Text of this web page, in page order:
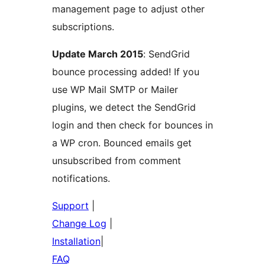
management page to adjust other
subscriptions.
Update March 2015: SendGrid
bounce processing added! If you
use WP Mail SMTP or Mailer
plugins, we detect the SendGrid
login and then check for bounces in
a WP cron. Bounced emails get
unsubscribed from comment
notifications.
Support
Change Log
Installation
FAQ